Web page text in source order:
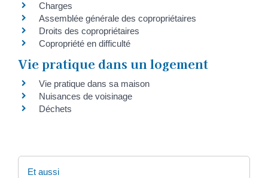
Charges
Assemblée générale des copropriétaires
Droits des copropriétaires
Copropriété en difficulté
Vie pratique dans un logement
Vie pratique dans sa maison
Nuisances de voisinage
Déchets
Et aussi